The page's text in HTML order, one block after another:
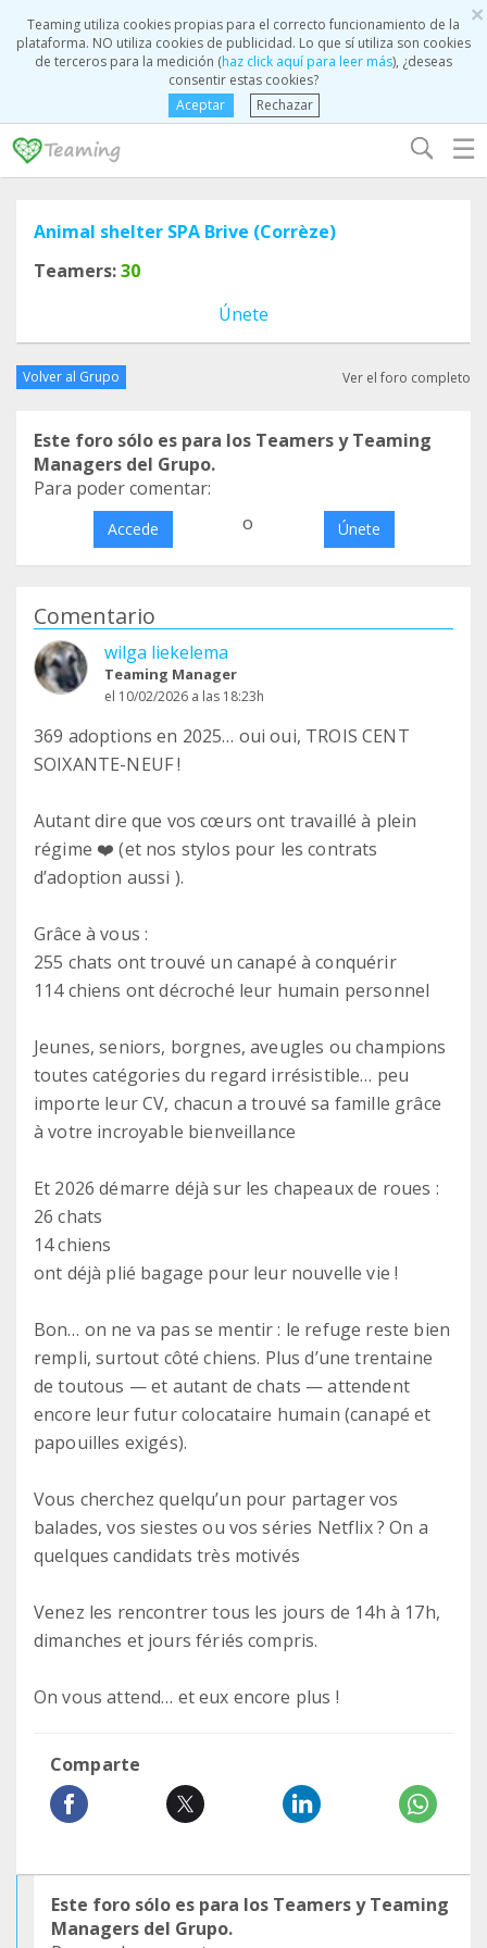
×
Teaming utiliza cookies propias para el correcto funcionamiento de la
plataforma. NO utiliza cookies de publicidad. Lo que sí utiliza son cookies
de terceros para la medición (haz click aquí para leer más), ¿deseas
consentir estas cookies?
Aceptar
Rechazar
☰
Animal shelter SPA Brive (Corrèze)
Teamers:30
Únete
Volver al Grupo Ver el foro completo
Este foro sólo es para los Teamers y Teaming
Managers del Grupo.
Para poder comentar:
Accede o Únete
Comentario
wilga liekelema
Teaming Manager
el 10/02/2026 a las 18:23h
369 adoptions en 2025… oui oui, TROIS CENT
SOIXANTE-NEUF !
Autant dire que vos cœurs ont travaillé à plein
régime ❤️ (et nos stylos pour les contrats
d’adoption aussi ).
Grâce à vous :
255 chats ont trouvé un canapé à conquérir
114 chiens ont décroché leur humain personnel
Jeunes, seniors, borgnes, aveugles ou champions
toutes catégories du regard irrésistible… peu
importe leur CV, chacun a trouvé sa famille grâce
à votre incroyable bienveillance
Et 2026 démarre déjà sur les chapeaux de roues :
26 chats
14 chiens
ont déjà plié bagage pour leur nouvelle vie !
Bon… on ne va pas se mentir : le refuge reste bien
rempli, surtout côté chiens. Plus d’une trentaine
de toutous — et autant de chats — attendent
encore leur futur colocataire humain (canapé et
papouilles exigés).
Vous cherchez quelqu’un pour partager vos
balades, vos siestes ou vos séries Netflix ? On a
quelques candidats très motivés
Venez les rencontrer tous les jours de 14h à 17h,
dimanches et jours fériés compris.
On vous attend… et eux encore plus !
Comparte
Este foro sólo es para los Teamers y Teaming
Managers del Grupo.